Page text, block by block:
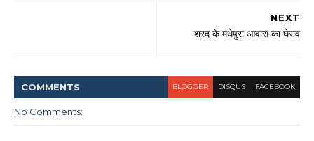
NEXT
शरद के मधेपुरा आवास का घेराव
COMMENTS BLOGGER DISQUS FACEBOOK
No Comments: